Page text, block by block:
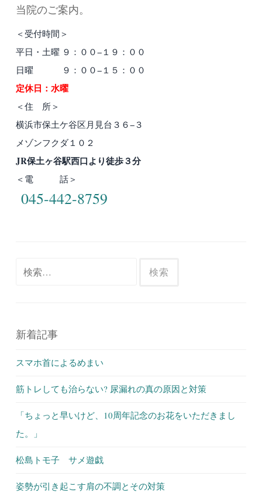
当院のご案内。
＜受付時間＞
平日・土曜 ９：００−１９：００
日曜 ９：００−１５：００
定休日：水曜
＜住 所＞
横浜市保土ケ谷区月見台３６−３
メゾンフクダ１０２
JR保土ヶ谷駅西口より徒歩３分
＜電 話＞
045-442-8759
新着記事
スマホ首によるめまい
筋トレしても治らない? 尿漏れの真の原因と対策
「ちょっと早いけど、10周年記念のお花をいただきまし
た。」
松島トモ子 サメ遊戯
姿勢が引き起こす肩の不調とその対策